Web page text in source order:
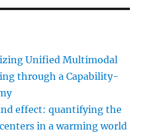
Unified Multimodal
through a Capability-
effect: quantifying the
in a warming world